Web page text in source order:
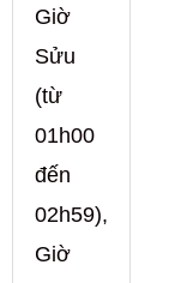
Giờ
Sửu
(từ
01h00
đến
02h59),
Giờ